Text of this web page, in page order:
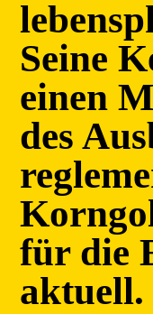
Seine
einen
des
für die
aktuell.